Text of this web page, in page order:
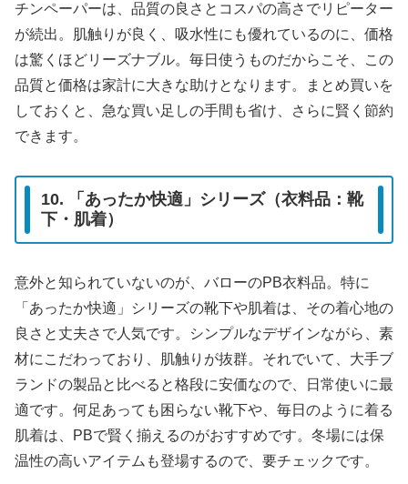
チンペーパーは、品質の良さとコスパの高さでリピーター
が続出。肌触りが良く、吸水性にも優れているのに、価格
は驚くほどリーズナブル。毎日使うものだからこそ、この
品質と価格は家計に大きな助けとなります。まとめ買いを
しておくと、急な買い足しの手間も省け、さらに賢く節約
できます。
10. 「あったか快適」シリーズ（衣料品：靴
下・肌着）
意外と知られていないのが、バローのPB衣料品。特に
「あったか快適」シリーズの靴下や肌着は、その着心地の
良さと丈夫さで人気です。シンプルなデザインながら、素
材にこだわっており、肌触りが抜群。それでいて、大手ブ
ランドの製品と比べると格段に安価なので、日常使いに最
適です。何足あっても困らない靴下や、毎日のように着る
肌着は、PBで賢く揃えるのがおすすめです。冬場には保
温性の高いアイテムも登場するので、要チェックです。